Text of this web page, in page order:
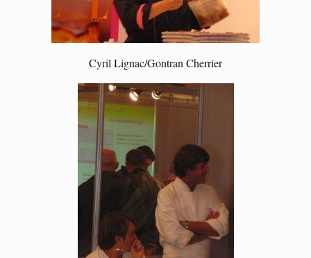
Cyril Lignac/Gontran Cherrier